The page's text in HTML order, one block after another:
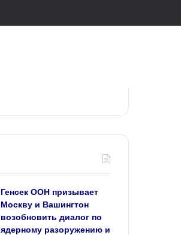
Генсек ООН призывает
Москву и Вашингтон
возобновить диалог по
ядерному разоружению и